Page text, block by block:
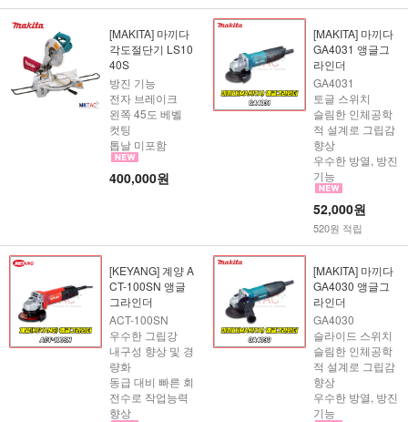
[MAKITA] 마끼다
각도절단기 LS10
40S
방진 기능
전자 브레이크
왼쪽 45도 베벨
컷팅
톱날 미포함
400,000원
[MAKITA] 마끼다
GA4031 앵글그
라인더
GA4031
토글 스위치
슬림한 인체공학
적 설계로 그립감
향상
우수한 방열, 방진
기능​
52,000원
520원 적립
[KEYANG] 계양 A
CT-100SN 앵글
그라인더
ACT-100SN
우수한 그립강
내구성 향상 및 경
량화
동급 대비 빠른 회
전수로 작업능력
향상
[MAKITA] 마끼다
GA4030 앵글그
라인더
GA4030
슬라이드 스위치
슬림한 인체공학
적 설계로 그립감
향상
우수한 방열, 방진
기능